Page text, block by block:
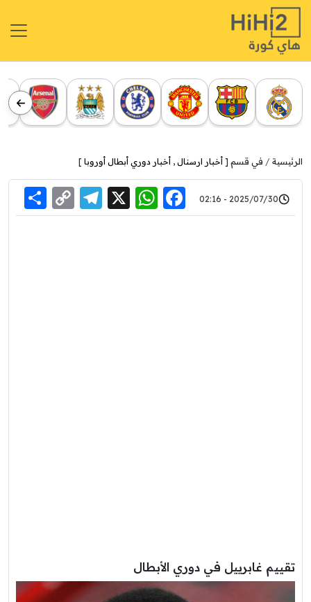
الرئيسية في قسم [ أخبار ارسنال , أخبار دوري أبطال أوروبا ]
2025/07/30 - 02:16
Facebook
WhatsApp
X
Link
تقييم غابرييل في دوري الأبطال